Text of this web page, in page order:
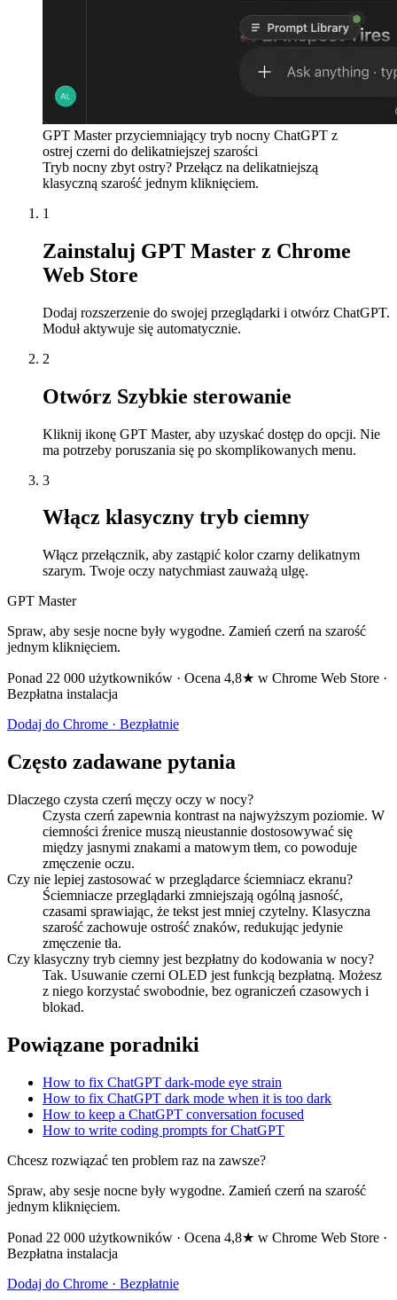
GPT Master przyciemniający tryb nocny ChatGPT z
ostrej czerni do delikatniejszej szarości
Tryb nocny zbyt ostry? Przełącz na delikatniejszą
klasyczną szarość jednym kliknięciem.
1
Zainstaluj GPT Master z Chrome
Web Store
Dodaj rozszerzenie do swojej przeglądarki i otwórz ChatGPT.
Moduł aktywuje się automatycznie.
2
Otwórz Szybkie sterowanie
Kliknij ikonę GPT Master, aby uzyskać dostęp do opcji. Nie
ma potrzeby poruszania się po skomplikowanych menu.
3
Włącz klasyczny tryb ciemny
Włącz przełącznik, aby zastąpić kolor czarny delikatnym
szarym. Twoje oczy natychmiast zauważą ulgę.
GPT Master
Spraw, aby sesje nocne były wygodne. Zamień czerń na szarość
jednym kliknięciem.
Ponad 22 000 użytkowników · Ocena 4,8★ w Chrome Web Store ·
Bezpłatna instalacja
Dodaj do Chrome · Bezpłatnie
Często zadawane pytania
Dlaczego czysta czerń męczy oczy w nocy?
Czysta czerń zapewnia kontrast na najwyższym poziomie. W
ciemności źrenice muszą nieustannie dostosowywać się
między jasnymi znakami a matowym tłem, co powoduje
zmęczenie oczu.
Czy nie lepiej zastosować w przeglądarce ściemniacz ekranu?
Ściemniacze przeglądarki zmniejszają ogólną jasność,
czasami sprawiając, że tekst jest mniej czytelny. Klasyczna
szarość zachowuje ostrość znaków, redukując jedynie
zmęczenie tła.
Czy klasyczny tryb ciemny jest bezpłatny do kodowania w nocy?
Tak. Usuwanie czerni OLED jest funkcją bezpłatną. Możesz
z niego korzystać swobodnie, bez ograniczeń czasowych i
blokad.
Powiązane poradniki
How to fix ChatGPT dark-mode eye strain
How to fix ChatGPT dark mode when it is too dark
How to keep a ChatGPT conversation focused
How to write coding prompts for ChatGPT
Chcesz rozwiązać ten problem raz na zawsze?
Spraw, aby sesje nocne były wygodne. Zamień czerń na szarość
jednym kliknięciem.
Ponad 22 000 użytkowników · Ocena 4,8★ w Chrome Web Store ·
Bezpłatna instalacja
Dodaj do Chrome · Bezpłatnie